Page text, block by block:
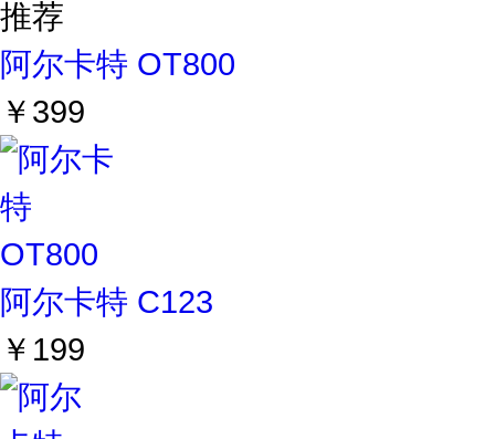
推荐
阿尔卡特 OT800
￥399
阿尔卡特 C123
￥199